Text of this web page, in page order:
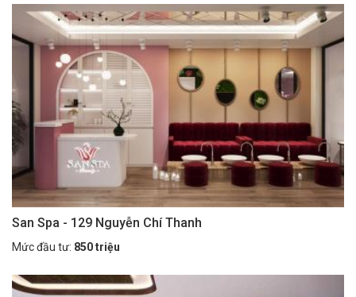
San Spa - 129 Nguyễn Chí Thanh
Mức đầu tư: 850 triệu